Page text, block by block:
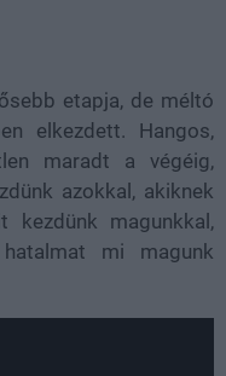
etapja, de méltó
elkezdett. Hangos,
maradt a végéig,
azokkal, akiknek
magunkkal,
mi magunk